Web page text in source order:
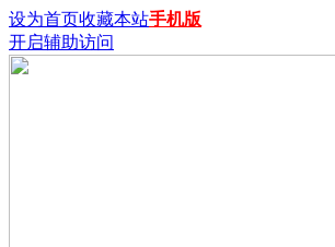
设为首页收藏本站手机版
开启辅助访问